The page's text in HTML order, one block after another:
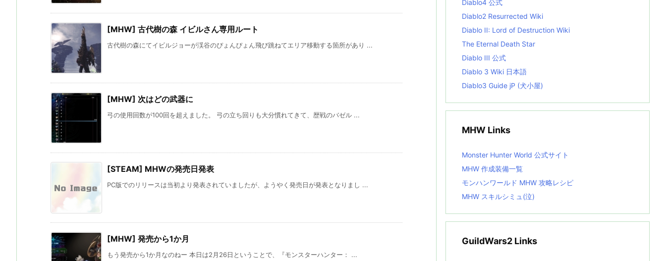
[MHW] 古代樹の森 イビルさん専用ルート
古代樹の森にてイビルジョーが渓谷のぴょんぴょん飛び跳ねてエリア移動する箇所があり ...
[MHW] 次はどの武器に
弓の使用回数が100回を超えました。 弓の立ち回りも大分慣れてきて、歴戦のバゼル ...
[STEAM] MHWの発売日発表
PC版でのリリースは当初より発表されていましたが、ようやく発売日が発表となりまし ...
[MHW] 発売から1か月
もう発売から1か月なのねー 本日は2月26日ということで、『モンスターハンター： ...
t
Diablo4 公式
Diablo2 Resurrected Wiki
Diablo II: Lord of Destruction Wiki
The Eternal Death Star
Diablo III 公式
Diablo 3 Wiki 日本語
Diablo3 Guide jP (犬小屋)
MHW Links
Monster Hunter World 公式サイト
MHW 作成装備一覧
モンハンワールド MHW 攻略レシピ
MHW スキルシミュ(泣)
GuildWars2 Links